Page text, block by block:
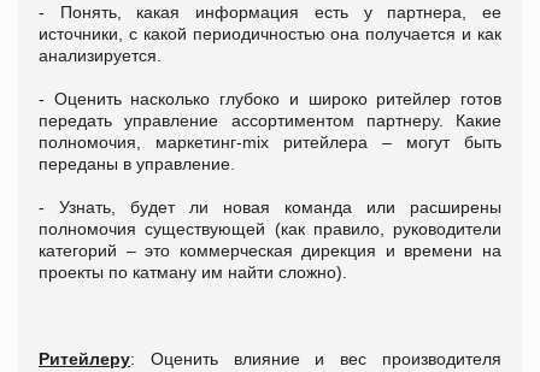
- Понять, какая информация есть у партнера, ее
источники, с какой периодичностью она получается и как
анализируется.
- Оценить насколько глубоко и широко ритейлер готов
передать управление ассортиментом партнеру. Какие
полномочия, маркетинг-mix ритейлера – могут быть
переданы в управление.
- Узнать, будет ли новая команда или расширены
полномочия существующей (как правило, руководители
категорий – это коммерческая дирекция и времени на
проекты по катману им найти сложно).
Ритейлеру: Оценить влияние и вес производителя